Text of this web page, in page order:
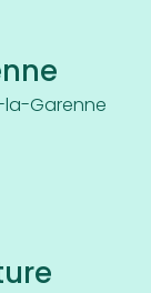
la-Garenne